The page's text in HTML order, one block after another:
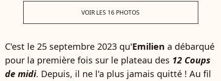
VOIR LES 16 PHOTOS
C'est le 25 septembre 2023 qu'Emilien a débarqué
pour la première fois sur le plateau des 12 Coups
de midi. Depuis, il ne l'a plus jamais quitté ! Au fil